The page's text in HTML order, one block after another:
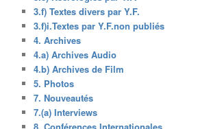
3.f) Textes divers par Y.F.
3.f)i.Textes par Y.F.non publiés
4. Archives
4.a) Archives Audio
4.b) Archives de Film
5. Photos
7. Nouveautés
7.(a) Interviews
8. Conférences Internationales